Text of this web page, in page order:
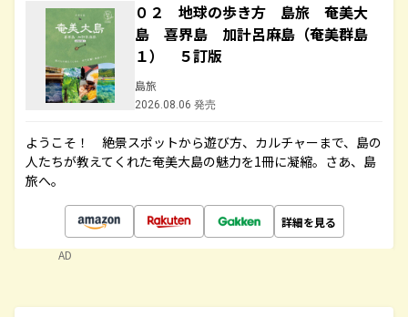
０２ 地球の歩き方 島旅 奄美大
島 喜界島 加計呂麻島（奄美群島
１） ５訂版
島旅
2026.08.06 発売
ようこそ！ 絶景スポットから遊び方、カルチャーまで、島の
人たちが教えてくれた奄美大島の魅力を1冊に凝縮。さあ、島
旅へ。
詳細を見る
AD